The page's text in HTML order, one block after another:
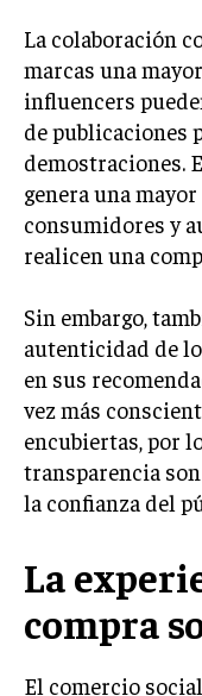
GESTIÓN DE
ANALÍTICA
ESTRATEGIA
EMPRESAS
GESTIÓN DEL
DERECHO
ÉXITO
GOBIERNO
MARKETING
La colaboración
marcas una
influencers
de publicaciones
demostraciones.
genera una
consumidores y
realicen una
Sin embargo,
autenticidad de
en sus
vez más
encubiertas, por
transparencia
la confianza del
La
compra
El comercio